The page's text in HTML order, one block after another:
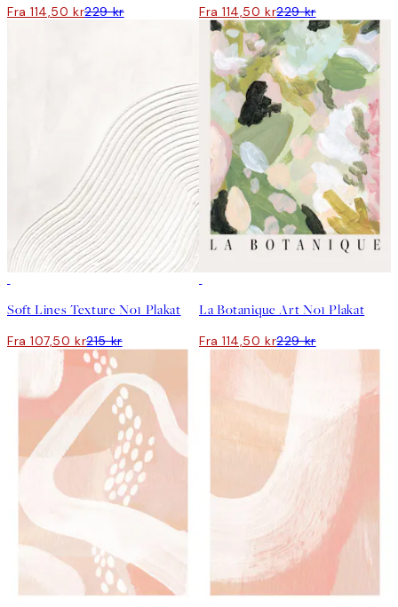
Fra 114,50 kr229 kr Fra 114,50 kr229 kr
Soft Lines Texture No1 Plakat
Fra 107,50 kr215 kr
La Botanique Art No1 Plakat
Fra 114,50 kr229 kr